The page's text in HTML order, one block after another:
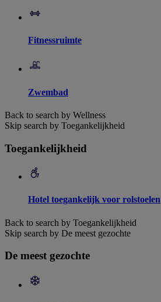
Fitnessruimte
Zwembad
Back to search by Wellness
Skip search by Toegankelijkheid
Toegankelijkheid
Hotel toegankelijk voor rolstoelen
Back to search by Toegankelijkheid
Skip search by De meest gezochte
De meest gezochte